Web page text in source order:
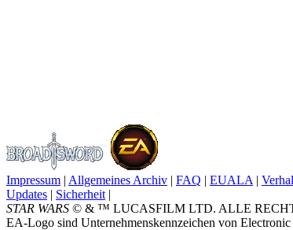
Impressum | Allgemeines Archiv | FAQ | EUALA |
Updates | Sicherheit |
STAR WARS © & ™ LUCASFILM LTD. ALLE RECHTE
EA-Logo sind Unternehmenskennzeichen von